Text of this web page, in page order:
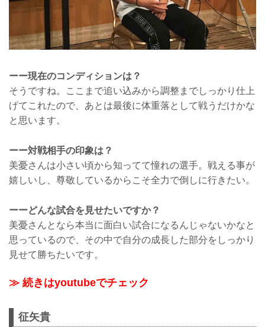
ーー現在のコンディションは？
そうですね。ここまで追い込みから調整までしっかり仕上
げてこれたので、あとは最後に体重落として戦うだけかな
と思います。
ーー対戦相手の印象は？
美憂さんは小さい頃から知ってて憧れの選手。戦える事が
嬉しいし、尊敬しているからこそ全力で倒しに行きたい。
ーーどんな試合を見せたいですか？
美憂さんとなら本当に面白い試合になるんじゃないかなと
思っているので、その中で自分の成長した部分をしっかり
見せて勝ちたいです。
≫ 続きはyoutubeでチェック
征矢貴